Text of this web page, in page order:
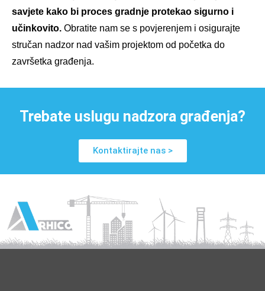
savjete kako bi proces gradnje protekao sigurno i
učinkovito. Obratite nam se s povjerenjem i osigurajte
stručan nadzor nad vašim projektom od početka do
završetka građenja.
Trebate uslugu nadzora građenja?
Kontaktirajte nas >